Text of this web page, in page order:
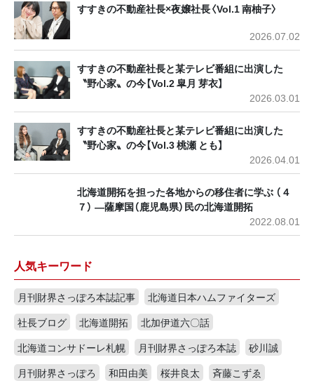
すすきの不動産社長×夜嬢社長〈Vol.1 南柚子〉
2026.07.02
すすきの不動産社長と某テレビ番組に出演した
〝野心家〟の今【Vol.2 皐月 芽衣】
2026.03.01
すすきの不動産社長と某テレビ番組に出演した
〝野心家〟の今【Vol.3 桃瀬 とも】
2026.04.01
北海道開拓を担った各地からの移住者に学ぶ （４
７） ―薩摩国（鹿児島県）民の北海道開拓
2022.08.01
人気キーワード
月刊財界さっぽろ本誌記事
北海道日本ハムファイターズ
社長ブログ
北海道開拓
北加伊道六〇話
北海道コンサドーレ札幌
月刊財界さっぽろ本誌
砂川誠
月刊財界さっぽろ
和田由美 桜井良太
斉藤こずゑ